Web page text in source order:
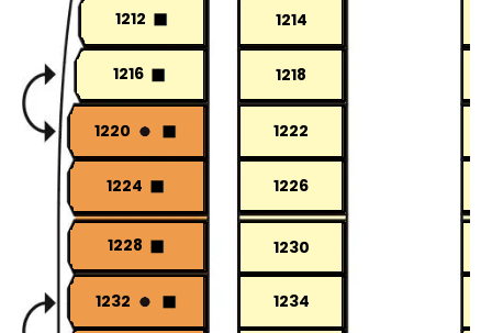
1212 1214
1216 1218
1220 1222
1224 1226
1228 1230
1232 1234